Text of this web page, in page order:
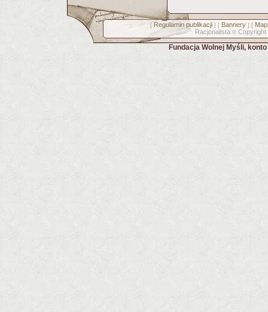
[ Regulamin publikacji] [ Bannery] [
Racjonalista © Copyright
Fundacja Wolnej Myśli,